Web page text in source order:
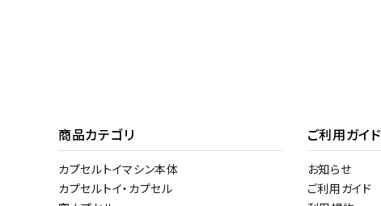
商品カテゴリ
カプセルトイマシン本体
カプセルトイ・カプセル
ご利用ガイド
お知らせ
ご利用ガイド